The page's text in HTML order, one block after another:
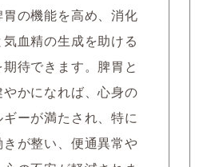
胃の機能を高め、消化
血精の生成を助ける
待できます。脾胃と
かになれば、心身の
ギーが満たされ、特に
きが整い、便通異常や